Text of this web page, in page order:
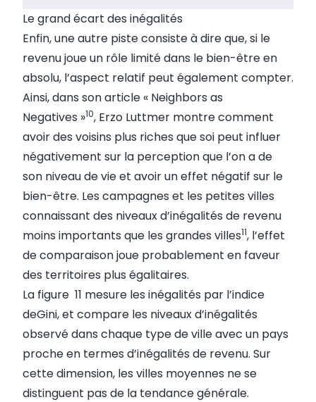
Le grand écart des inégalités
Enfin, une autre piste consiste à dire que, si le
revenu joue un rôle limité dans le bien-être en
absolu, l’aspect relatif peut également compter.
Ainsi, dans son article « Neighbors as
Negatives »10, Erzo Luttmer montre comment
avoir des voisins plus riches que soi peut influer
négativement sur la perception que l’on a de
son niveau de vie et avoir un effet négatif sur le
bien-être. Les campagnes et les petites villes
connaissant des niveaux d’inégalités de revenu
moins importants que les grandes villes11, l’effet
de comparaison joue probablement en faveur
des territoires plus égalitaires.
La figure 11 mesure les inégalités par l’indice
deGini, et compare les niveaux d’inégalités
observé dans chaque type de ville avec un pays
proche en termes d’inégalités de revenu. Sur
cette dimension, les villes moyennes ne se
distinguent pas de la tendance générale.